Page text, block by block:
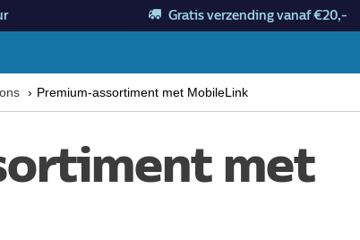
Gratis verzending vanaf €20,-
Premium-assortiment met MobileLink
met